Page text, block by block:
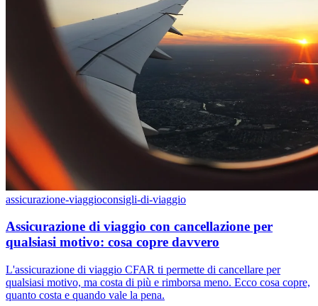
assicurazione-viaggioconsigli-di-viaggio
Assicurazione di viaggio con cancellazione per
qualsiasi motivo: cosa copre davvero
L'assicurazione di viaggio CFAR ti permette di cancellare per
qualsiasi motivo, ma costa di più e rimborsa meno. Ecco cosa copre,
quanto costa e quando vale la pena.